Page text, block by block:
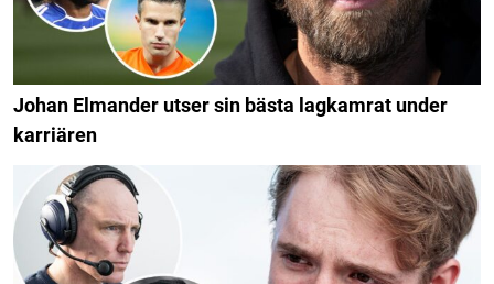
Johan Elmander utser sin bästa lagkamrat under
karriären